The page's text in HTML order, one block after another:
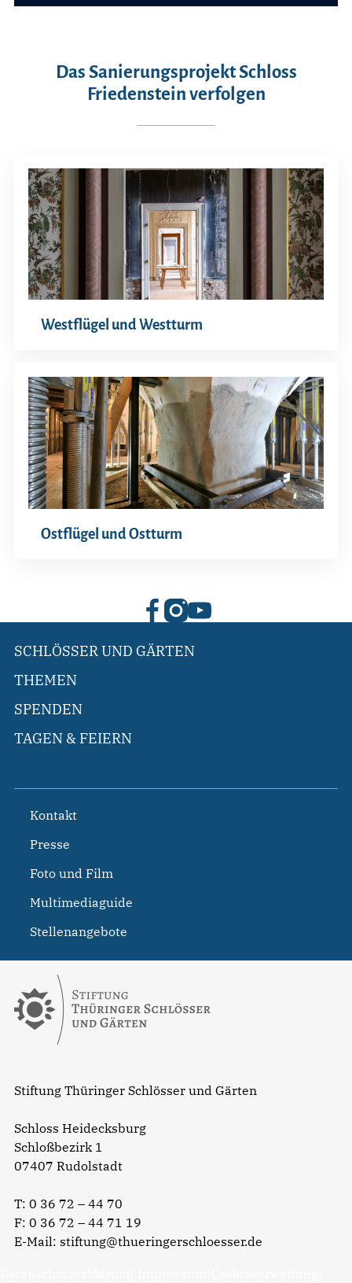
Das Sanierungsprojekt Schloss
Friedenstein verfolgen
Westflügel und Westturm
Ostflügel und Ostturm
Stiftung Thüringer Schlösser und Gärten
Schloss Heidecksburg
Schloßbezirk 1
07407 Rudolstadt
T: 0 36 72 – 44 70
F: 0 36 72 – 44 71 19
E-Mail: stiftung@thueringerschloesser.de
SCHLÖSSER UND GÄRTEN
THEMEN
SPENDEN
TAGEN & FEIERN
Kontakt
Presse
Foto und Film
Multimediaguide
Stellenangebote